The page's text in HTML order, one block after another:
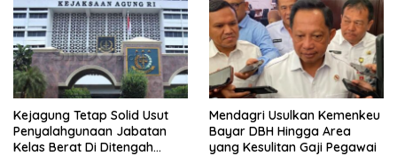
Kejagung Tetap Solid Usut
Penyalahgunaan Jabatan
Kelas Berat Di Ditengah
Mendagri Usulkan Kemenkeu
Bayar DBH Hingga Area
yang Kesulitan Gaji Pegawai